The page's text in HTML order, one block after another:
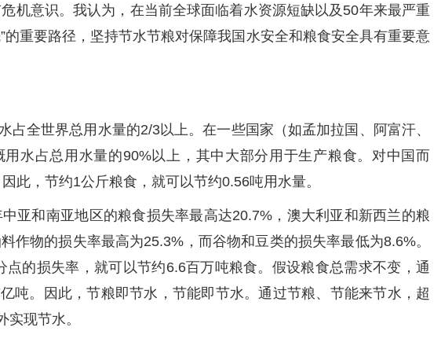
机意识。我认为，在当前全球面临着水资源短缺以及50年来最严重
的重要路径，坚持节水节粮对保障我国水安全和粮食安全具有重要意
占全世界总用水量的2/3以上。在一些国家（如孟加拉国、阿富汗、
水占总用水量的90%以上，其中大部分用于生产粮食。对中国而
此，节约1公斤粮食，就可以节约0.56吨用水量。
亚和南亚地区的粮食损失率最高达20.7%，澳大利亚和新西兰的粮
作物的损失率最高为25.3%，而谷物和豆类的损失率最低为8.6%。
的损失率，就可以节约6.6百万吨粮食。假设粮食总需求不变，通
吨。因此，节粮即节水，节能即节水。通过节粮、节能来节水，超
现节水。